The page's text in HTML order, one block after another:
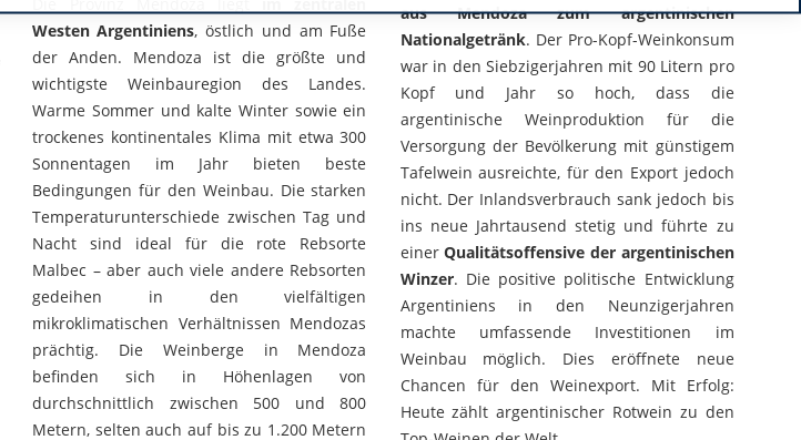
Westen Argentiniens, östlich und am Fuße
der Anden. Mendoza ist die größte und
wichtigste Weinbauregion des Landes.
Warme Sommer und kalte Winter sowie ein
trockenes kontinentales Klima mit etwa 300
Sonnentagen im Jahr bieten beste
Bedingungen für den Weinbau. Die starken
Temperaturunterschiede zwischen Tag und
Nacht sind ideal für die rote Rebsorte
Malbec – aber auch viele andere Rebsorten
gedeihen in den vielfältigen
mikroklimatischen Verhältnissen Mendozas
prächtig. Die Weinberge in Mendoza
befinden sich in Höhenlagen von
durchschnittlich zwischen 500 und 800
Metern, selten auch auf bis zu 1.200 Metern
aus Mendoza zum argentinischen
Nationalgetränk. Der Pro-Kopf-Weinkonsum
war in den Siebzigerjahren mit 90 Litern pro
Kopf und Jahr so hoch, dass die
argentinische Weinproduktion für die
Versorgung der Bevölkerung mit günstigem
Tafelwein ausreichte, für den Export jedoch
nicht. Der Inlandsverbrauch sank jedoch bis
ins neue Jahrtausend stetig und führte zu
einer Qualitätsoffensive der argentinischen
Winzer. Die positive politische Entwicklung
Argentiniens in den Neunzigerjahren
machte umfassende Investitionen im
Weinbau möglich. Dies eröffnete neue
Chancen für den Weinexport. Mit Erfolg:
Heute zählt argentinischer Rotwein zu den